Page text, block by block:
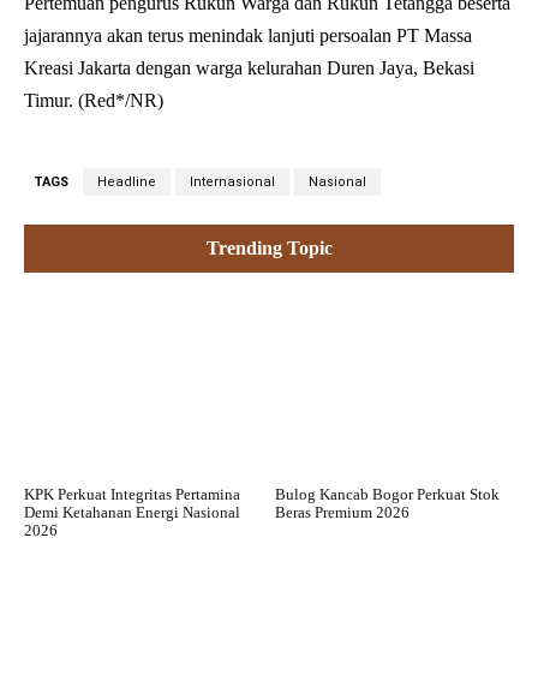
jajarannya akan terus menindak lanjuti persoalan PT Massa
Kreasi Jakarta dengan warga kelurahan Duren Jaya, Bekasi
Timur. (Red*/NR)
TAGS Headline Internasional Nasional
Trending Topic
KPK Perkuat Integritas Pertamina
Demi Ketahanan Energi Nasional
2026
Bulog Kancab Bogor Perkuat Stok
Beras Premium 2026